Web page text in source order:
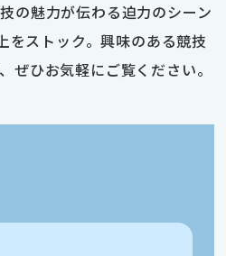
の魅力が伝わる迫力のシーン
をストック。興味のある競技
ぜひお気軽にご覧ください。